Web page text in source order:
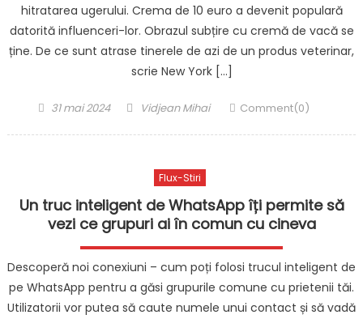
hitratarea ugerului. Crema de 10 euro a devenit populară
datorită influenceri-lor. Obrazul subțire cu cremă de vacă se
ține. De ce sunt atrase tinerele de azi de un produs veterinar,
scrie New York […]
Posted
31 mai 2024 Author
Vidjean Mihai Comment(0)
Flux-Stiri
Un truc inteligent de WhatsApp îți permite să
vezi ce grupuri ai în comun cu cineva
Descoperă noi conexiuni – cum poți folosi trucul inteligent de
pe WhatsApp pentru a găsi grupurile comune cu prietenii tăi.
Utilizatorii vor putea să caute numele unui contact și să vadă